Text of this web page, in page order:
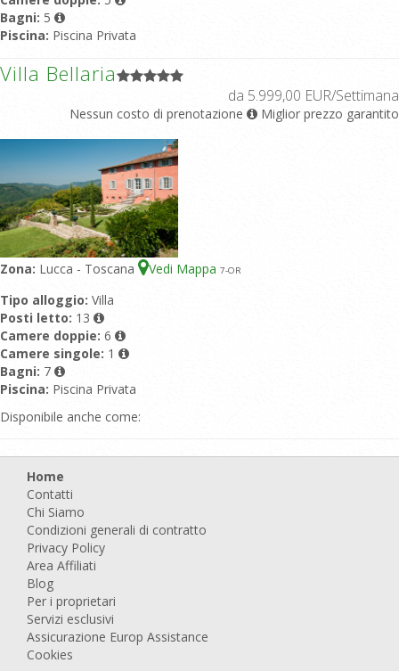
Bagni: 5
Piscina: Piscina Privata
Villa Bellaria
da 5.999,00 EUR/Settimana
Nessun costo di prenotazione Miglior prezzo garantito
Zona: Lucca - Toscana Vedi Mappa 7-OR
Tipo alloggio: Villa
Posti letto: 13
Camere doppie: 6
Camere singole: 1
Bagni: 7
Piscina: Piscina Privata
Disponibile anche come:
Home
Contatti
Chi Siamo
Condizioni generali di contratto
Privacy Policy
Area Affiliati
Blog
Per i proprietari
Servizi esclusivi
Assicurazione Europ Assistance
Cookies